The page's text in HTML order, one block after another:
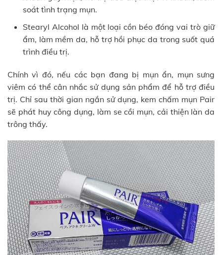
soát tình trạng mụn.
Stearyl Alcohol là một loại cồn béo đóng vai trò giữ
ẩm, làm mềm da, hỗ trợ hồi phục da trong suốt quá
trình điều trị.
Chính vì đó, nếu các bạn đang bị mụn ẩn, mụn sưng
viêm có thể cân nhắc sử dụng sản phẩm để hỗ trợ điều
trị. Chỉ sau thời gian ngắn sử dụng, kem chấm mụn Pair
sẽ phát huy công dụng, làm se cồi mụn, cải thiện làn da
trông thấy.